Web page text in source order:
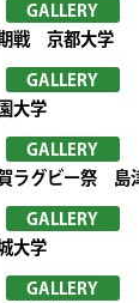
GALLERY
戦 京都大学
GALLERY
大学
GALLERY
ラグビー祭 島
GALLERY
大学
GALLERY